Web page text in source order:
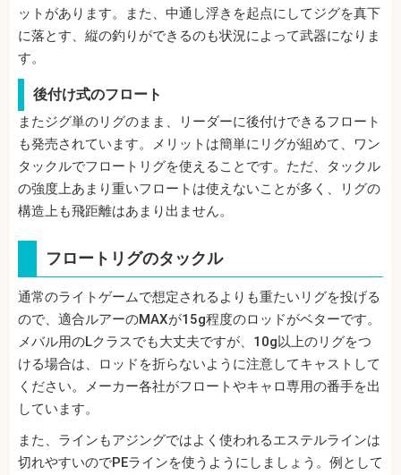
ットがあります。また、中通し浮きを起点にしてジグを真下
に落とす、縦の釣りができるのも状況によって武器になりま
す。
後付け式のフロート
またジグ単のリグのまま、リーダーに後付けできるフロート
も発売されています。メリットは簡単にリグが組めて、ワン
タックルでフロートリグを使えることです。ただ、タックル
の強度上あまり重いフロートは使えないことが多く、リグの
構造上も飛距離はあまり出ません。
フロートリグのタックル
通常のライトゲームで想定されるよりも重たいリグを投げる
ので、適合ルアーのMAXが15g程度のロッドがベターです。
メバル用のLクラスでも大丈夫ですが、10g以上のリグをつ
ける場合は、ロッドを折らないように注意してキャストして
ください。メーカー各社がフロートやキャロ専用の番手を出
しています。
また、ラインもアジングではよく使われるエステルラインは
切れやすいのでPEラインを使うようにしましょう。例として